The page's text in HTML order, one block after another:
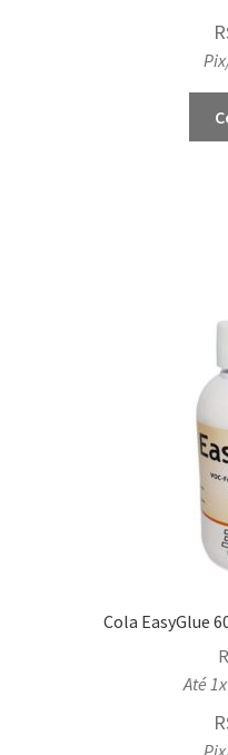
Cola EasyGlue
Até